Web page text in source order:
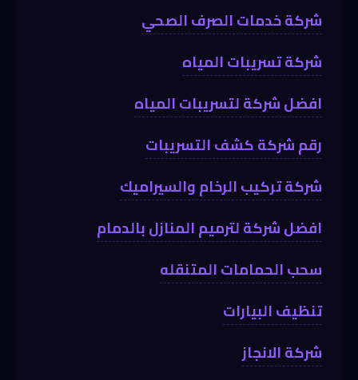
شركة خدمات الصرف الصحي
شركة تسريبات المياه
افضل شركة لتسريبات المياه
رقم شركة كشف التسريبات
شركة تركيب الرخام والسيراميك
افضل شركة لترميم المنازل بالدمام
سحب الحمامات المتنقله
تنظيف البيارات
شركة الانجاز